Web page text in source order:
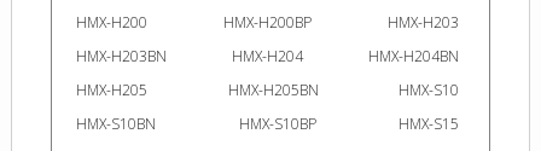
HMX-H200
HMX-H200BP
HMX-H203
HMX-H203BN
HMX-H204
HMX-H204BN
HMX-H205
HMX-H205BN
HMX-S10
HMX-S10BN
HMX-S10BP
HMX-S15